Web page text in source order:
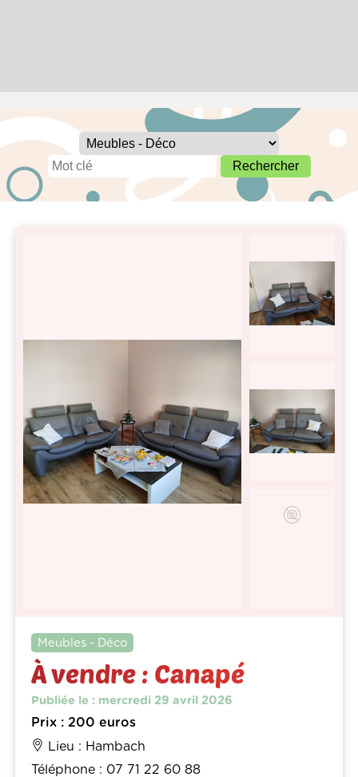
Meubles - Déco
À vendre : Canapé
Publiée le : mercredi 29 avril 2026
Prix : 200 euros
Lieu : Hambach
Téléphone : 07 71 22 60 88